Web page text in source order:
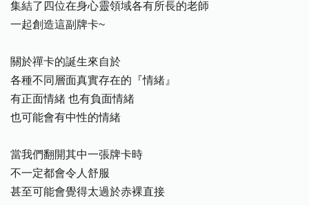
集結了四位在身心靈領域各有所長的老師
一起創造這副牌卡~
關於禪卡的誕生來自於
各種不同層面真實存在的『情緒』
有正面情緒 也有負面情緒
也可能會有中性的情緒
當我們翻開其中一張牌卡時
不一定都會令人舒服
甚至可能會覺得太過於赤裸直接